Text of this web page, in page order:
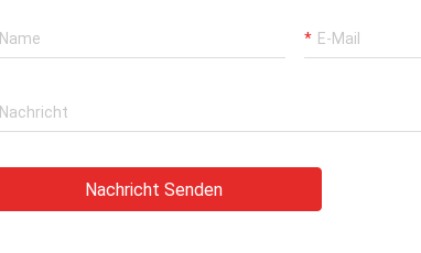
Nachricht Senden